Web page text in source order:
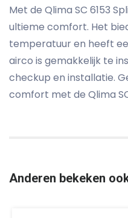
Met de Qlima SC 6153
ultieme comfort. Het
temperatuur en heeft
airco is gemakkelijk te
checkup en installatie.
comfort met de Qlima
Anderen bekeken